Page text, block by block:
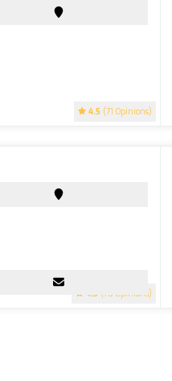
4.5 (71 Opinions)
4.3 (70 Opinions)